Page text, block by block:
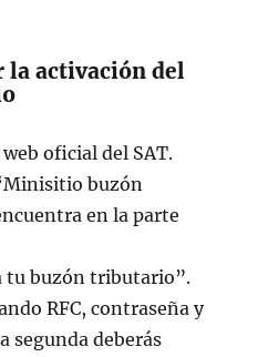
la activación del
oficial del SAT.
buzón
en la parte
tu buzón tributario”.
RFC, contraseña y
segunda deberás